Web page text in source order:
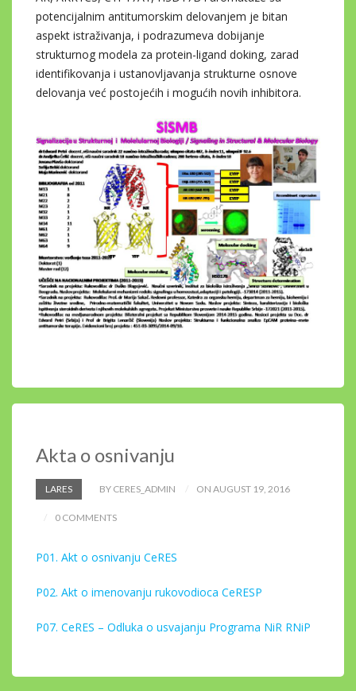
potencijalnim antitumorskim delovanjem je bitan
aspekt istraživanja, i podrazumeva dobijanje
strukturnog modela za protein-ligand doking, zarad
identifikovanja i ustanovljavanja strukturne osnove
delovanja već postojećih i mogućih novih inhibitora.
Akta o osnivanju
LARES BY CERES_ADMIN ON AUGUST 19, 2016
0 COMMENTS
P01. Akt o osnivanju CeRES
P02. Akt o imenovanju rukovodioca CeRESP
P07. CeRES – Odluka o usvajanju Programa NiR RNiP